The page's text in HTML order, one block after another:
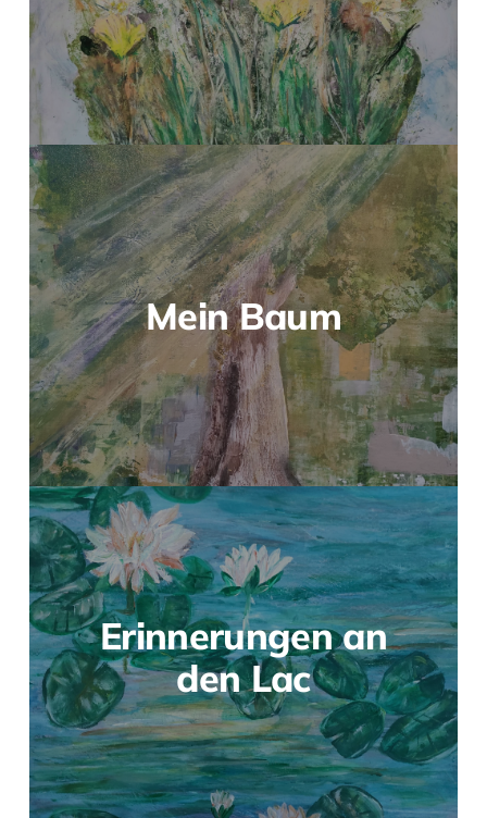
Mein Baum
Erinnerungen an
den Lac